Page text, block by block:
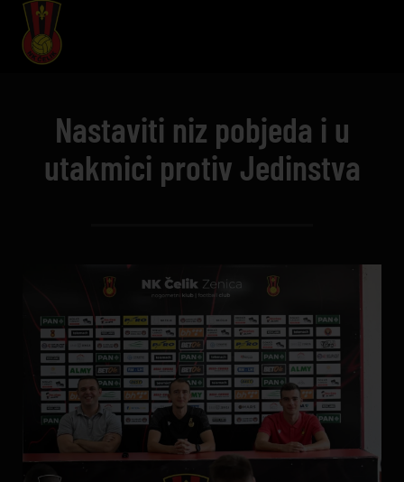
Nastaviti niz pobjeda i u
utakmici protiv Jedinstva